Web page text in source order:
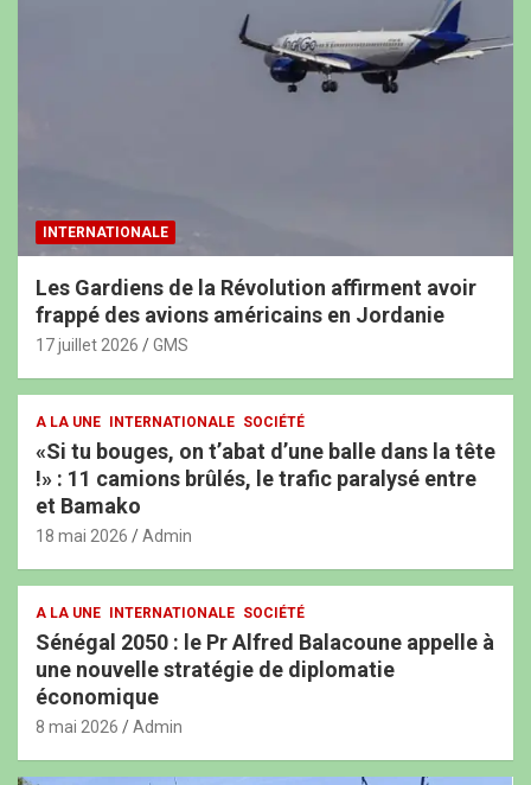
INTERNATIONALE
Les Gardiens de la Révolution affirment avoir
frappé des avions américains en Jordanie
17 juillet 2026 GMS
A LA UNE INTERNATIONALE SOCIÉTÉ
«Si tu bouges, on t’abat d’une balle dans la tête
!» : 11 camions brûlés, le trafic paralysé entre
et Bamako
18 mai 2026 Admin
A LA UNE INTERNATIONALE SOCIÉTÉ
Sénégal 2050 : le Pr Alfred Balacoune appelle à
une nouvelle stratégie de diplomatie
économique
8 mai 2026 Admin